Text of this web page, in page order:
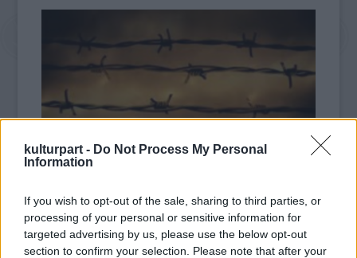
kulturpart - Do Not Process My Personal
Information
If you wish to opt-out of the sale, sharing to third parties, or
processing of your personal or sensitive information for
targeted advertising by us, please use the below opt-out
section to confirm your selection. Please note that after your
2011. 02. 18.|Ambrus Attila
Sajtórendőrség. A gerillaharcos és a közértes. Győzike és az
őzike.